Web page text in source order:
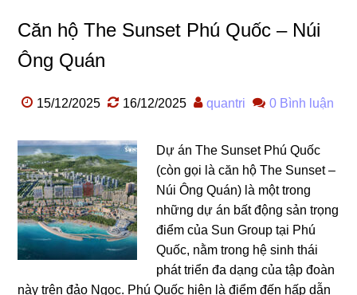
Căn hộ The Sunset Phú Quốc – Núi
Ông Quán
15/12/2025 16/12/2025 quantri 0 Bình luận
Dự án The Sunset Phú Quốc
(còn gọi là căn hộ The Sunset –
Núi Ông Quán) là một trong
những dự án bất động sản trọng
điểm của Sun Group tại Phú
Quốc, nằm trong hệ sinh thái
phát triển đa dạng của tập đoàn
này trên đảo Ngọc. Phú Quốc hiện là điểm đến hấp dẫn